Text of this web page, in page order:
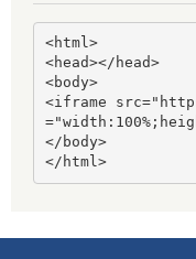
<html>
<head></head>
<body>
<iframe
</body>
</html>